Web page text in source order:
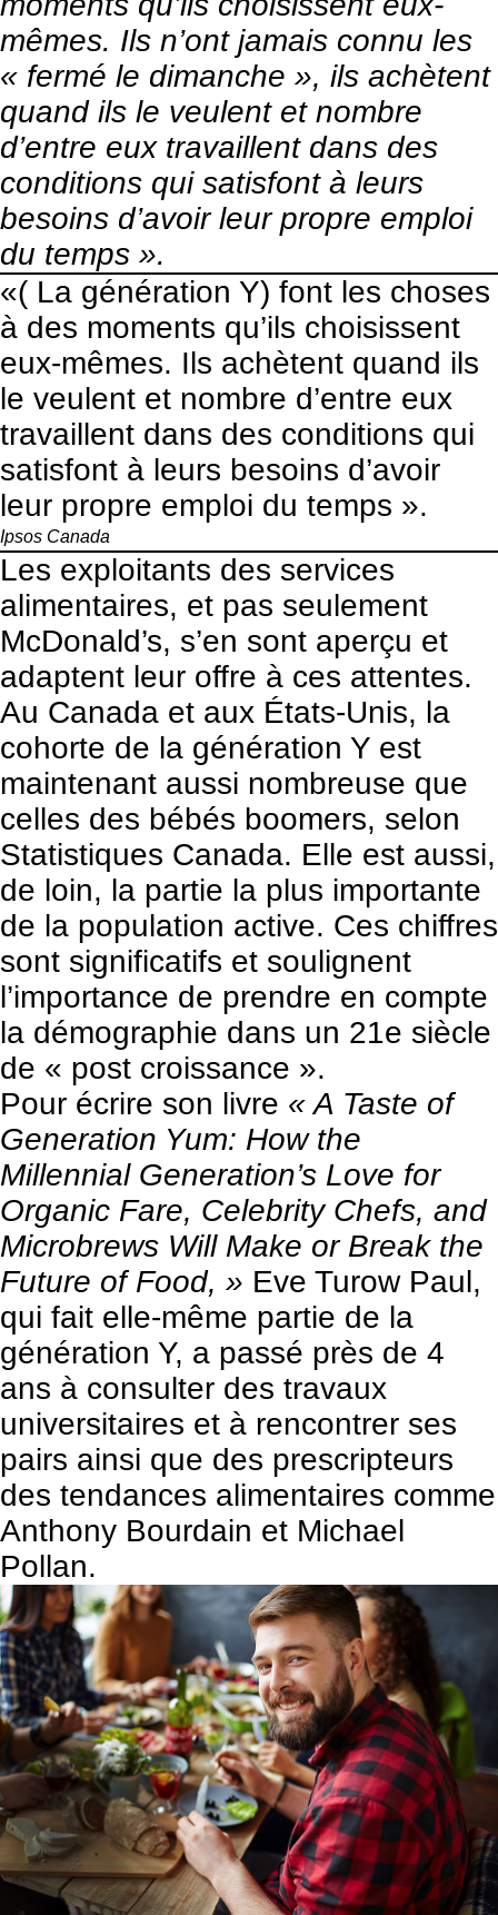
mêmes. Ils n’ont jamais connu les
« fermé le dimanche », ils achètent
quand ils le veulent et nombre
d’entre eux travaillent dans des
conditions qui satisfont à leurs
besoins d’avoir leur propre emploi
du temps ».
«( La génération Y) font les choses
à des moments qu’ils choisissent
eux-mêmes. Ils achètent quand ils
le veulent et nombre d’entre eux
travaillent dans des conditions qui
satisfont à leurs besoins d’avoir
leur propre emploi du temps ».
Ipsos Canada
Les exploitants des services
alimentaires, et pas seulement
McDonald’s, s’en sont aperçu et
adaptent leur offre à ces attentes.
Au Canada et aux États-Unis, la
cohorte de la génération Y est
maintenant aussi nombreuse que
celles des bébés boomers, selon
Statistiques Canada. Elle est aussi,
de loin, la partie la plus importante
de la population active. Ces chiffres
sont significatifs et soulignent
l’importance de prendre en compte
la démographie dans un 21e siècle
de « post croissance ».
Pour écrire son livre « A Taste of
Generation Yum: How the
Millennial Generation’s Love for
Organic Fare, Celebrity Chefs, and
Microbrews Will Make or Break the
Future of Food, » Eve Turow Paul,
qui fait elle-même partie de la
génération Y, a passé près de 4
ans à consulter des travaux
universitaires et à rencontrer ses
pairs ainsi que des prescripteurs
des tendances alimentaires comme
Anthony Bourdain et Michael
Pollan.